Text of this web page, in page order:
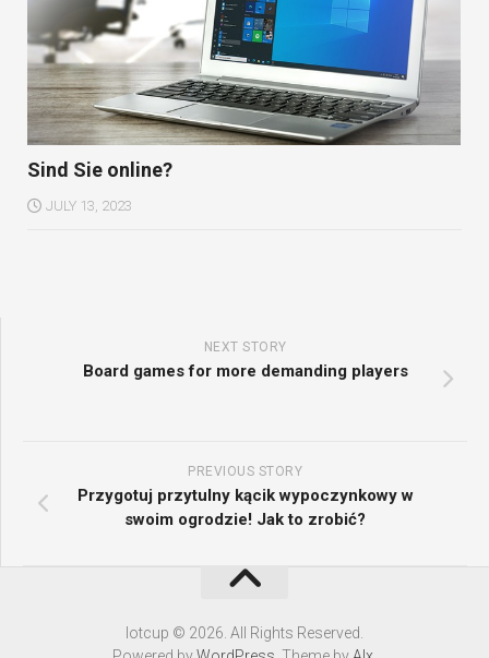
Sind Sie online?
JULY 13, 2023
NEXT STORY
Board games for more demanding players
PREVIOUS STORY
Przygotuj przytulny kącik wypoczynkowy w
swoim ogrodzie! Jak to zrobić?
Iotcup © 2026. All Rights Reserved.